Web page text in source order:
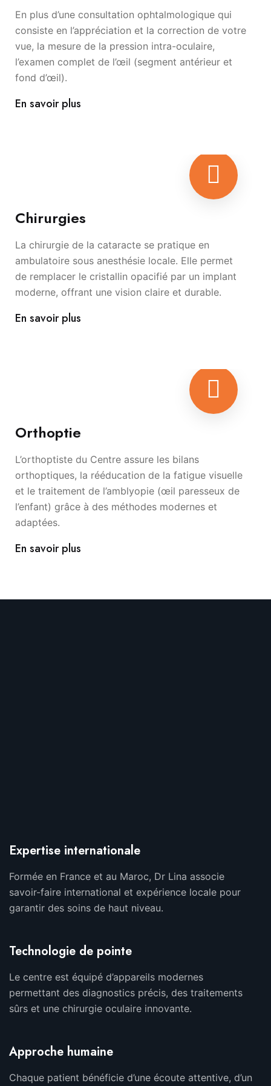
En plus d’une consultation ophtalmologique qui
consiste en l’appréciation et la correction de votre
vue, la mesure de la pression intra-oculaire,
l’examen complet de l’œil (segment antérieur et
fond d’œil).
En savoir plus
Chirurgies
La chirurgie de la cataracte se pratique en
ambulatoire sous anesthésie locale. Elle permet
de remplacer le cristallin opacifié par un implant
moderne, offrant une vision claire et durable.
En savoir plus
Orthoptie
L’orthoptiste du Centre assure les bilans
orthoptiques, la rééducation de la fatigue visuelle
et le traitement de l’amblyopie (œil paresseux de
l’enfant) grâce à des méthodes modernes et
adaptées.
En savoir plus
Expertise internationale
Formée en France et au Maroc, Dr Lina associe
savoir-faire international et expérience locale pour
garantir des soins de haut niveau.
Technologie de pointe
Le centre est équipé d’appareils modernes
permettant des diagnostics précis, des traitements
sûrs et une chirurgie oculaire innovante.
Approche humaine
Chaque patient bénéficie d’une écoute attentive, d’un